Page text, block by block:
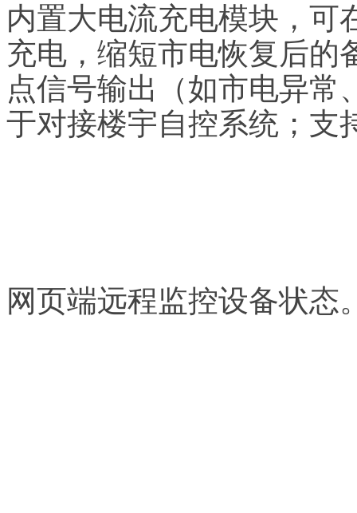
内置大电流充电模块，可
充电，缩短市电恢复后的
点信号输出（如市电异常
于对接楼宇自控系统；支
网页端远程监控设备状态